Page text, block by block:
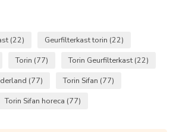
(22) Geurfilterkast torin (22)
Torin (77) Torin Geurfilterkast (22)
(77) Torin Sifan (77)
Torin Sifan horeca (77)